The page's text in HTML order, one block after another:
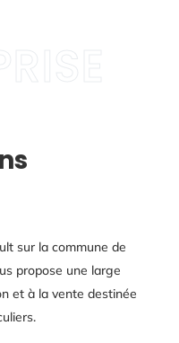
sur la commune de
propose une large
et à la vente destinée